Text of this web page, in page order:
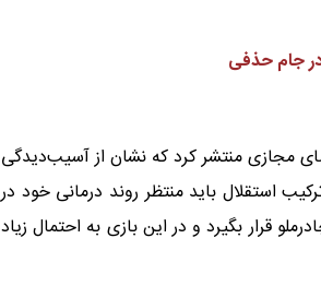
جام حذفی
مجازی منتشر کرد که نشان از آسیب‌دیدگی
استقلال باید منتظر روند درمانی خود در
قرار بگیرد و در این بازی به احتمال زیاد